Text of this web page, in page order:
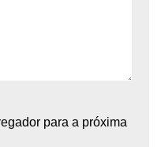
para a próxima